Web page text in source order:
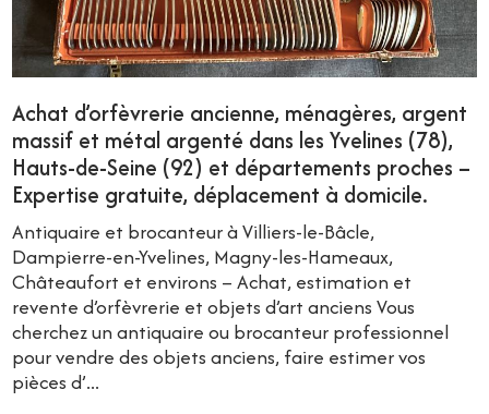
Achat d’orfèvrerie ancienne, ménagères, argent
massif et métal argenté dans les Yvelines (78),
Hauts-de-Seine (92) et départements proches –
Expertise gratuite, déplacement à domicile.
Antiquaire et brocanteur à Villiers-le-Bâcle,
Dampierre-en-Yvelines, Magny-les-Hameaux,
Châteaufort et environs – Achat, estimation et
revente d’orfèvrerie et objets d’art anciens Vous
cherchez un antiquaire ou brocanteur professionnel
pour vendre des objets anciens, faire estimer vos
pièces d’...